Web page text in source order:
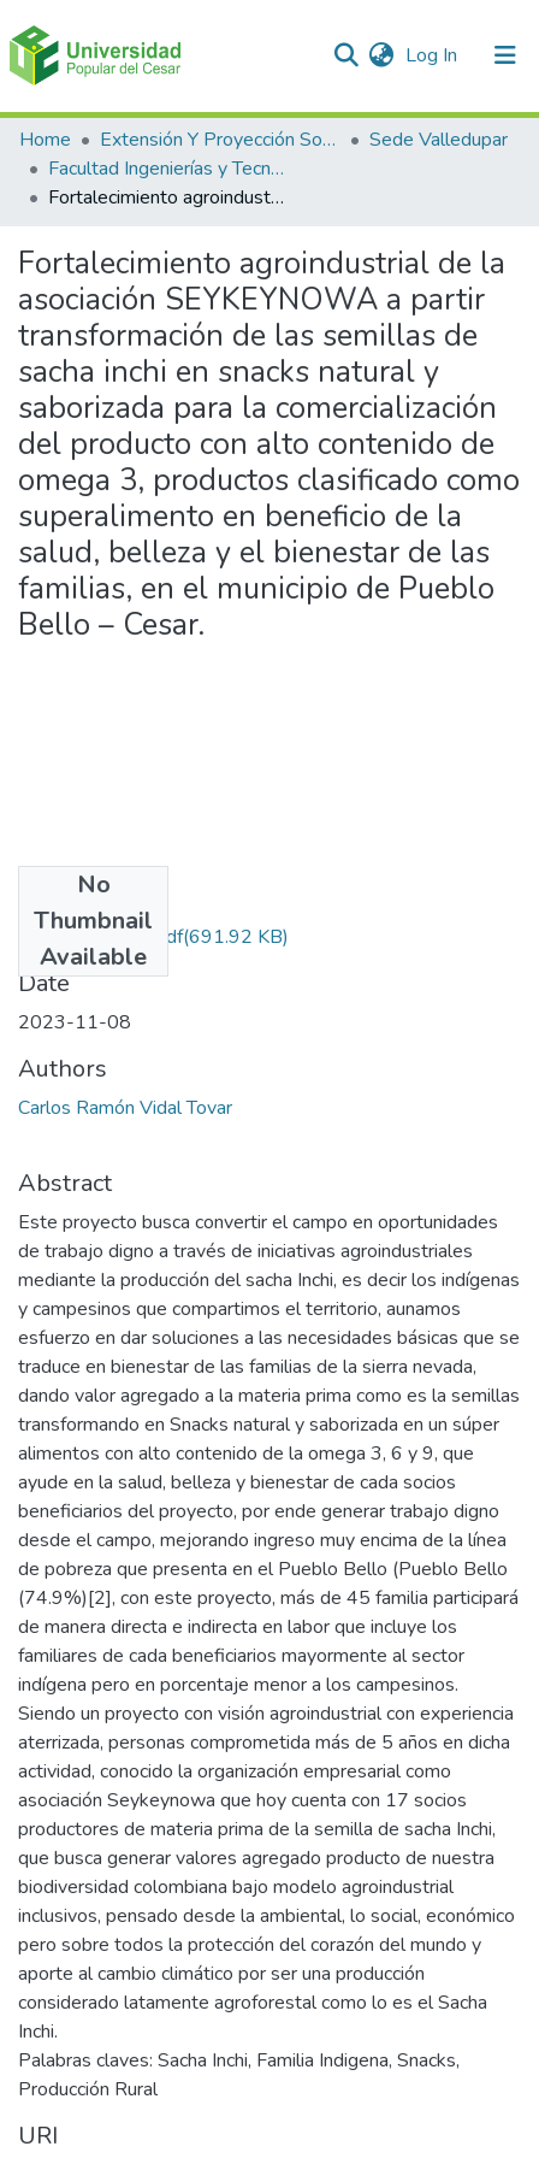
Log In (current)
Communities & Collections
All of DSpace
Home Extensión Y Proyección Social
Sede Valledupar
Facultad Ingenierías y Tecnologías
Fortalecimiento agroindustrial de la asociación SEYKEYNOWA a partir transformación de las semillas de sacha inchi en snacks natural y saborizada para la comercialización del producto con alto contenido de omega 3, productos clasificado como superalimento en beneficio de la salud, belleza y el bienestar de las familias, en el municipio de Pueblo Bello – Cesar.
Fortalecimiento agroindustrial de la
asociación SEYKEYNOWA a partir
transformación de las semillas de
sacha inchi en snacks natural y
saborizada para la comercialización
del producto con alto contenido de
omega 3, productos clasificado como
superalimento en beneficio de la
salud, belleza y el bienestar de las
familias, en el municipio de Pueblo
Bello – Cesar.
No
Thumbnail
Available
SEYKEYNOWA.pdf(691.92 KB)
Date
2023-11-08
Authors
Carlos Ramón Vidal Tovar
Abstract
Este proyecto busca convertir el campo en oportunidades
de trabajo digno a través de iniciativas agroindustriales
mediante la producción del sacha Inchi, es decir los indígenas
y campesinos que compartimos el territorio, aunamos
esfuerzo en dar soluciones a las necesidades básicas que se
traduce en bienestar de las familias de la sierra nevada,
dando valor agregado a la materia prima como es la semillas
transformando en Snacks natural y saborizada en un súper
alimentos con alto contenido de la omega 3, 6 y 9, que
ayude en la salud, belleza y bienestar de cada socios
beneficiarios del proyecto, por ende generar trabajo digno
desde el campo, mejorando ingreso muy encima de la línea
de pobreza que presenta en el Pueblo Bello (Pueblo Bello
(74.9%)[2], con este proyecto, más de 45 familia participará
de manera directa e indirecta en labor que incluye los
familiares de cada beneficiarios mayormente al sector
indígena pero en porcentaje menor a los campesinos.
Siendo un proyecto con visión agroindustrial con experiencia
aterrizada, personas comprometida más de 5 años en dicha
actividad, conocido la organización empresarial como
asociación Seykeynowa que hoy cuenta con 17 socios
productores de materia prima de la semilla de sacha Inchi,
que busca generar valores agregado producto de nuestra
biodiversidad colombiana bajo modelo agroindustrial
inclusivos, pensado desde la ambiental, lo social, económico
pero sobre todos la protección del corazón del mundo y
aporte al cambio climático por ser una producción
considerado latamente agroforestal como lo es el Sacha
Inchi.
Palabras claves: Sacha Inchi, Familia Indigena, Snacks,
Producción Rural
URI